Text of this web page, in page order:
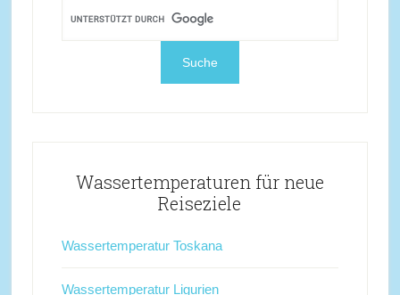
Wassertemperaturen für neue
Reiseziele
Wassertemperatur Toskana
Wassertemperatur Ligurien